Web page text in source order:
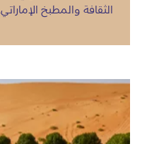
الثقافة والمطبخ الإماراتي.